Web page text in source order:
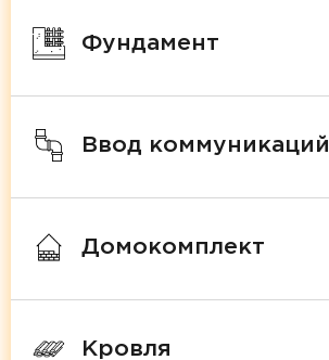
Фундамент
Ввод коммуникаций
Домокомплект
Кровля